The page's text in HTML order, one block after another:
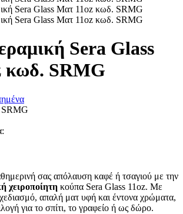
Sera Glass
κωδ. SRMG
SRMG
σας απόλαυση καφέ ή τσαγιού με την
χειροποίητη κούπα Sera Glass 11oz. Με
απαλή ματ υφή και έντονα χρώματα,
για το σπίτι, το γραφείο ή ως δώρο.